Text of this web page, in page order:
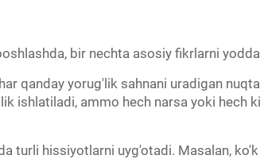
bir nechta asosiy fikrlarni
qanday yorug'lik sahnani uradigan
ishlatiladi, ammo hech narsa yoki
turli hissiyotlarni uyg'otadi. Masalan,